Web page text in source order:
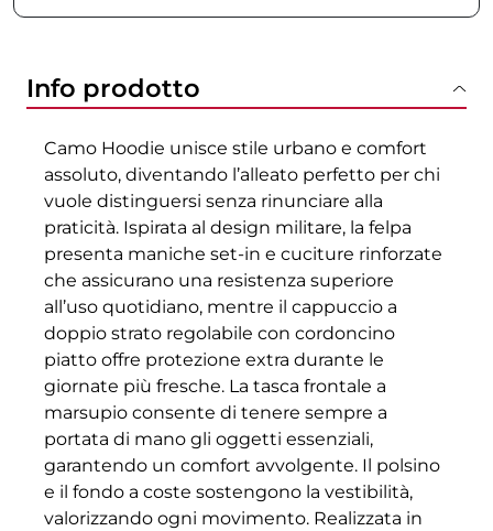
Info prodotto
Camo Hoodie unisce stile urbano e comfort
assoluto, diventando l’alleato perfetto per chi
vuole distinguersi senza rinunciare alla
praticità. Ispirata al design militare, la felpa
presenta maniche set-in e cuciture rinforzate
che assicurano una resistenza superiore
all’uso quotidiano, mentre il cappuccio a
doppio strato regolabile con cordoncino
piatto offre protezione extra durante le
giornate più fresche. La tasca frontale a
marsupio consente di tenere sempre a
portata di mano gli oggetti essenziali,
garantendo un comfort avvolgente. Il polsino
e il fondo a coste sostengono la vestibilità,
valorizzando ogni movimento. Realizzata in